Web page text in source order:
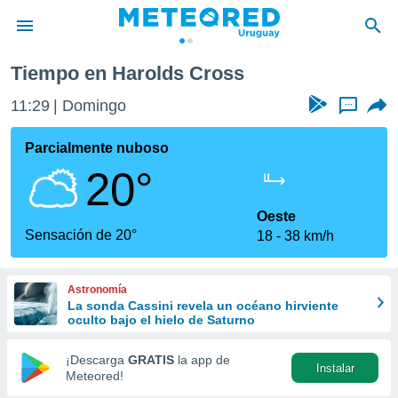
de
ha
que se
calidad.
a este
las
y
forma
digital
basada
Tiempo en Harolds Cross
11:29 Domingo ...
Parcialmente nuboso
20°
Sensación de 20°
Oeste
18
38 km/h
Astronomía
La sonda Cassini revela un océano hirviente
oculto bajo el hielo de Saturno
¡Descarga GRATIS la app de
Meteored!
Instalar